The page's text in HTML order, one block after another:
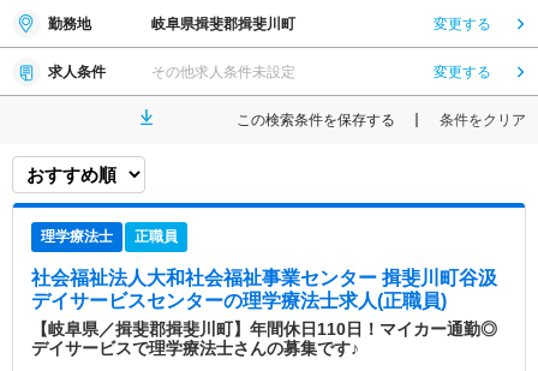
勤務地 岐阜県揖斐郡揖斐川町 変更する
求人条件 その他求人条件未設定 変更する
この検索条件を保存する 条件をクリア
理学療法士 正職員
社会福祉法人大和社会福祉事業センター 揖斐川町谷汲
デイサービスセンターの理学療法士求人(正職員)
【岐阜県／揖斐郡揖斐川町】年間休日110日！マイカー通勤◎
デイサービスで理学療法士さんの募集です♪